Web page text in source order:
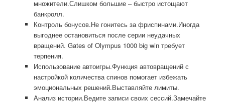
множители.Слишком большие – быстро истощают
банкролл.
Контроль бонусов.Не гонитесь за фриспинами.Иногда
выгоднее остановиться после серии неудачных
вращений. Gates of Olympus 1000 big win требует
терпения.
Использование автоигры.Функция автовращений с
настройкой количества спинов помогает избежать
эмоциональных решений.Выставляйте лимиты.
Анализ истории.Ведите записи своих сессий.Замечайте